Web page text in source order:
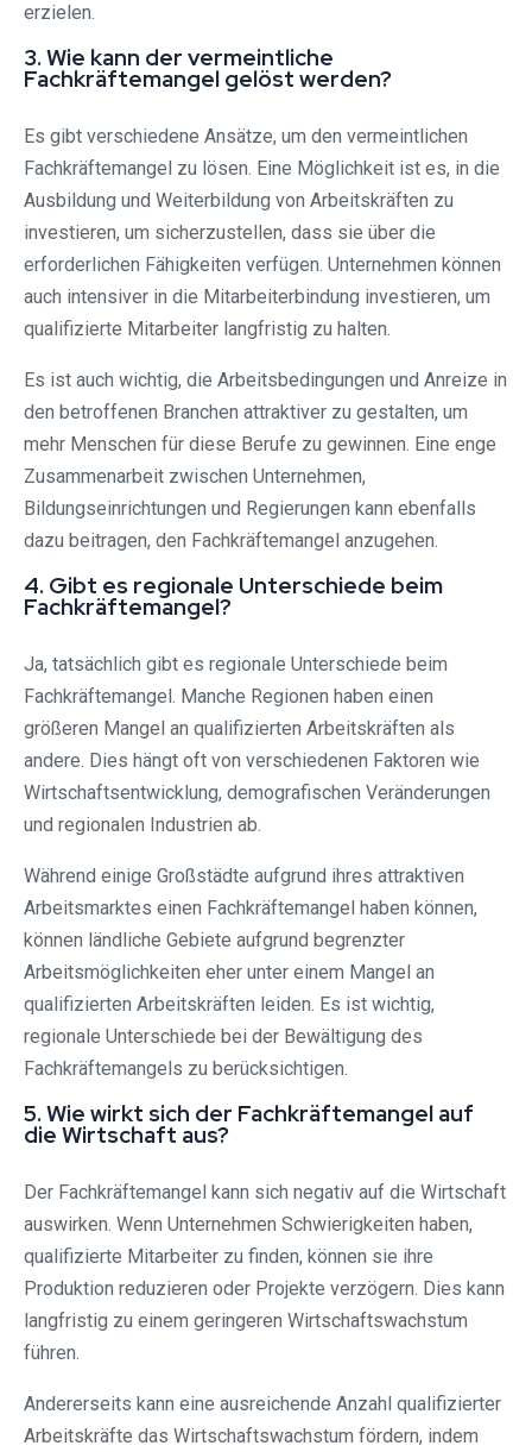
erzielen.
3. Wie kann der vermeintliche
Fachkräftemangel gelöst werden?
Es gibt verschiedene Ansätze, um den vermeintlichen
Fachkräftemangel zu lösen. Eine Möglichkeit ist es, in die
Ausbildung und Weiterbildung von Arbeitskräften zu
investieren, um sicherzustellen, dass sie über die
erforderlichen Fähigkeiten verfügen. Unternehmen können
auch intensiver in die Mitarbeiterbindung investieren, um
qualifizierte Mitarbeiter langfristig zu halten.
Es ist auch wichtig, die Arbeitsbedingungen und Anreize in
den betroffenen Branchen attraktiver zu gestalten, um
mehr Menschen für diese Berufe zu gewinnen. Eine enge
Zusammenarbeit zwischen Unternehmen,
Bildungseinrichtungen und Regierungen kann ebenfalls
dazu beitragen, den Fachkräftemangel anzugehen.
4. Gibt es regionale Unterschiede beim
Fachkräftemangel?
Ja, tatsächlich gibt es regionale Unterschiede beim
Fachkräftemangel. Manche Regionen haben einen
größeren Mangel an qualifizierten Arbeitskräften als
andere. Dies hängt oft von verschiedenen Faktoren wie
Wirtschaftsentwicklung, demografischen Veränderungen
und regionalen Industrien ab.
Während einige Großstädte aufgrund ihres attraktiven
Arbeitsmarktes einen Fachkräftemangel haben können,
können ländliche Gebiete aufgrund begrenzter
Arbeitsmöglichkeiten eher unter einem Mangel an
qualifizierten Arbeitskräften leiden. Es ist wichtig,
regionale Unterschiede bei der Bewältigung des
Fachkräftemangels zu berücksichtigen.
5. Wie wirkt sich der Fachkräftemangel auf
die Wirtschaft aus?
Der Fachkräftemangel kann sich negativ auf die Wirtschaft
auswirken. Wenn Unternehmen Schwierigkeiten haben,
qualifizierte Mitarbeiter zu finden, können sie ihre
Produktion reduzieren oder Projekte verzögern. Dies kann
langfristig zu einem geringeren Wirtschaftswachstum
führen.
Andererseits kann eine ausreichende Anzahl qualifizierter
Arbeitskräfte das Wirtschaftswachstum fördern, indem